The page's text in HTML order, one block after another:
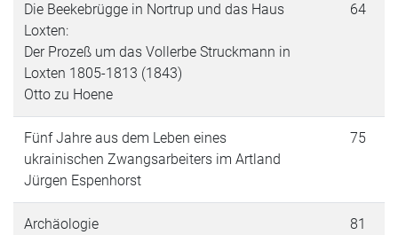
Die Beekebrügge in Nortrup und das Haus
Loxten:
Der Prozeß um das Vollerbe Struckmann in
Loxten 1805-1813 (1843)
Otto zu Hoene
64
Fünf Jahre aus dem Leben eines
ukrainischen Zwangsarbeiters im Artland
Jürgen Espenhorst
75
Archäologie
81